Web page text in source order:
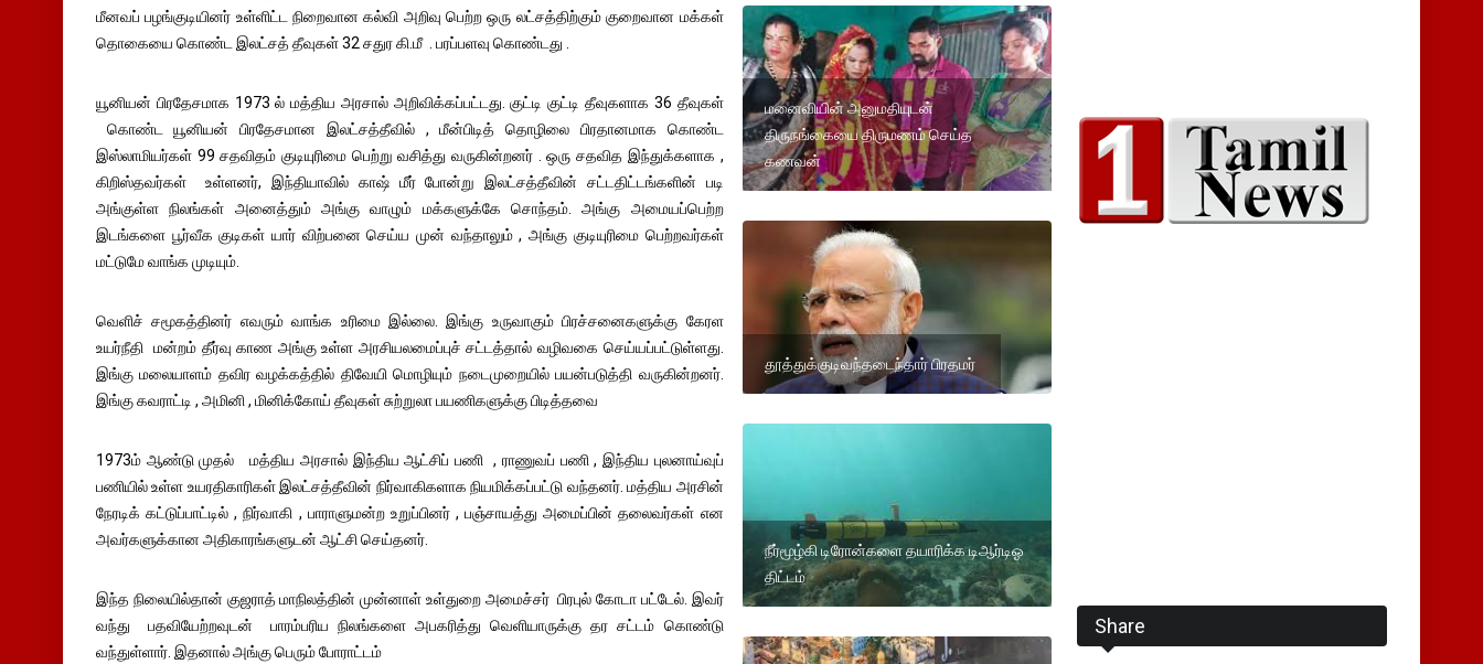
மீனவப் பழங்குடியினர் உள்ளிட்ட நிறைவான கல்வி அறிவு பெற்ற ஒரு லட்சத்திற்கும் குறைவான மக்கள்
தொகையை கொண்ட இலட்சத் தீவுகள் 32 சதுர கி.மீ . பரப்பளவு கொண்டது .
யூனியன் பிரதேசமாக 1973 ல் மத்திய அரசால் அறிவிக்கப்பட்டது. குட்டி குட்டி தீவுகளாக 36 தீவுகள்
கொண்ட யூனியன் பிரதேசமான இலட்சத்தீவில் , மீன்பிடித் தொழிலை பிரதானமாக கொண்ட
இஸ்லாமியர்கள் 99 சதவிதம் குடியுரிமை பெற்று வசித்து வருகின்றனர் . ஒரு சதவித இந்துக்களாக ,
கிறிஸ்தவர்கள் உள்ளனர், இந்தியாவில் காஷ் மீர் போன்று இலட்சத்தீவின் சட்டதிட்டங்களின் படி
அங்குள்ள நிலங்கள் அனைத்தும் அங்கு வாழும் மக்களுக்கே சொந்தம். அங்கு அமையப்பெற்ற
இடங்களை பூர்வீக குடிகள் யார் விற்பனை செய்ய முன் வந்தாலும் , அங்கு குடியுரிமை பெற்றவர்கள்
மட்டுமே வாங்க முடியும்.
வெளிச் சமூகத்தினர் எவரும் வாங்க உரிமை இல்லை. இங்கு உருவாகும் பிரச்சனைகளுக்கு கேரள
உயர்நீதி மன்றம் தீர்வு காண அங்கு உள்ள அரசியலமைப்புச் சட்டத்தால் வழிவகை செய்யப்பட்டுள்ளது.
இங்கு மலையாளம் தவிர வழக்கத்தில் திவேயி மொழியும் நடைமுறையில் பயன்படுத்தி வருகின்றனர்.
இங்கு கவராட்டி , அமினி , மினிக்கோய் தீவுகள் சுற்றுலா பயணிகளுக்கு பிடித்தவை
1973ம் ஆண்டு முதல் மத்திய அரசால் இந்திய ஆட்சிப் பணி , ராணுவப் பணி , இந்திய புலனாய்வுப்
பணியில் உள்ள உயரதிகாரிகள் இலட்சத்தீவின் நிர்வாகிகளாக நியமிக்கப்பட்டு வந்தனர். மத்திய அரசின்
நேரடிக் கட்டுப்பாட்டில் , நிர்வாகி , பாராளுமன்ற உறுப்பினர் , பஞ்சாயத்து அமைப்பின் தலைவர்கள் என
அவர்களுக்கான அதிகாரங்களுடன் ஆட்சி செய்தனர்.
இந்த நிலையில்தான் குஜராத் மாநிலத்தின் முன்னாள் உள்துறை அமைச்சர் பிரபுல் கோடா பட்டேல். இவர்
வந்து பதவியேற்றவுடன் பாரம்பரிய நிலங்களை அபகரித்து வெளியாருக்கு தர சட்டம் கொண்டு
வந்துள்ளார். இதனால் அங்கு பெரும் போராட்டம்
மனைவியின் அனுமதியுடன்
திருநங்கையை திருமணம் செய்த
கணவன்
தூத்துக்குடிவந்தடைந்தார் பிரதமர்
நீர்மூழ்கி டிரோன்களை தயாரிக்க டிஆர்டிஓ
திட்டம்
Share